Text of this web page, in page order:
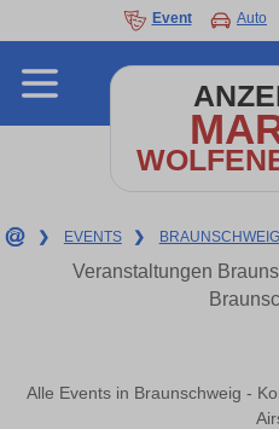
Event Auto
❯ EVENTS ❯ BRAUNSCHWEIG
Veranstaltungen
Alle Events in Braunschweig -